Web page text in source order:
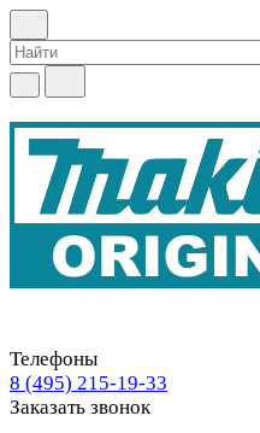
Телефоны
8 (495) 215-19-33
Заказать звонок